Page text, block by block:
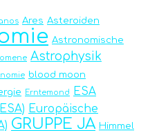
Ares Asteroiden
Astronomische
Astrophysik
blood moon
Erntemond
ESA
Europäische
GRUPPE JA Himmel